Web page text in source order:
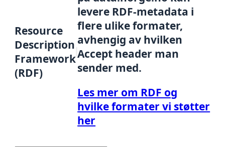
Resource
Description
Framework
(RDF)
levere RDF-metadata i
flere ulike formater,
avhengig av hvilken
Accept header man
sender med.
Les mer om RDF og
hvilke formater vi støtter
her